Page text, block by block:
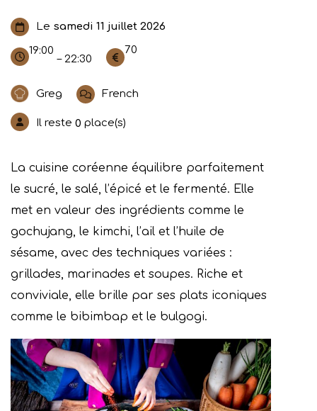
Le samedi 11 juillet 2026
19:00
– 22:30
70
Greg French
Il reste 0 place(s)
La cuisine coréenne équilibre parfaitement
le sucré, le salé, l’épicé et le fermenté. Elle
met en valeur des ingrédients comme le
gochujang, le kimchi, l’ail et l’huile de
sésame, avec des techniques variées :
grillades, marinades et soupes. Riche et
conviviale, elle brille par ses plats iconiques
comme le bibimbap et le bulgogi.